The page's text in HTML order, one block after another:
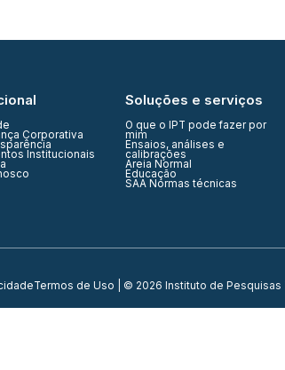
Corporativa
Institucionais
Soluções e serviços
O que o IPT pode fazer por
mim
Ensaios, análises e
calibrações
Areia Normal
Educação
SAA Normas técnicas
Termos de Uso | © 2026 Instituto de